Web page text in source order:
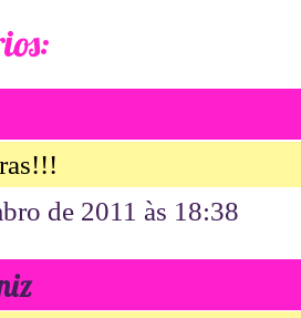
de 2011 às 18:38